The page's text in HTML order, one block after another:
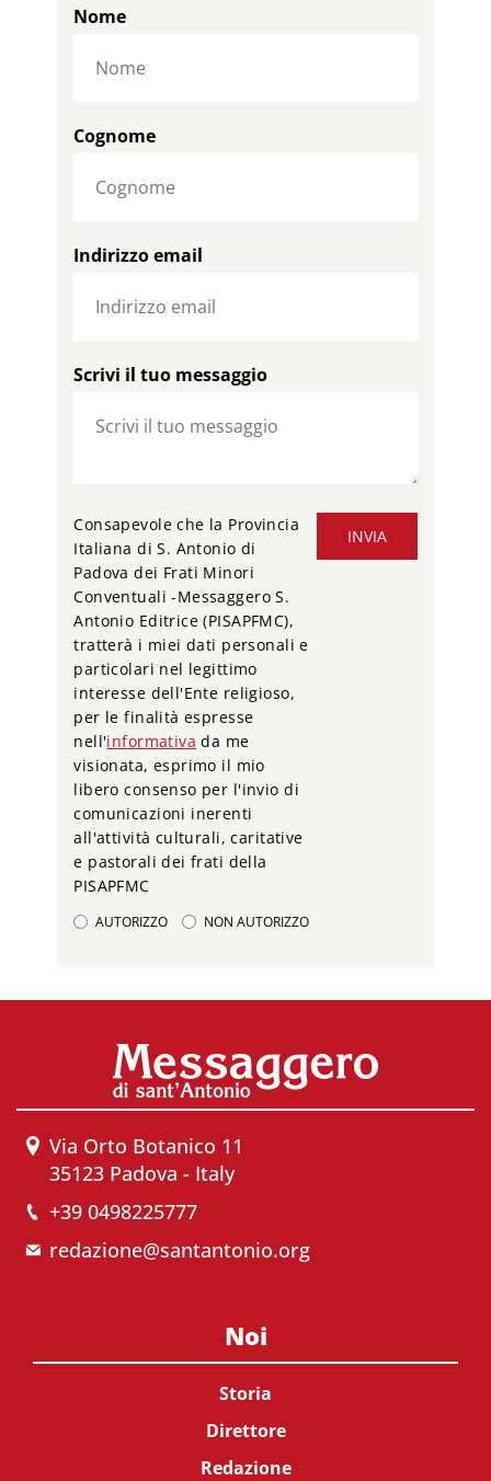
Nome
Cognome
Indirizzo email
Scrivi il tuo messaggio
INVIA
Consapevole che la Provincia
Italiana di S. Antonio di
Padova dei Frati Minori
Conventuali -Messaggero S.
Antonio Editrice (PISAPFMC),
tratterà i miei dati personali e
particolari nel legittimo
interesse dell'Ente religioso,
per le finalità espresse
nell'informativa da me
visionata, esprimo il mio
libero consenso per l'invio di
comunicazioni inerenti
all'attività culturali, caritative
e pastorali dei frati della
PISAPFMC
AUTORIZZO NON AUTORIZZO
Via Orto Botanico 11
35123 Padova - Italy
+39 0498225777
redazione@santantonio.org
Noi
Storia
Direttore
Redazione